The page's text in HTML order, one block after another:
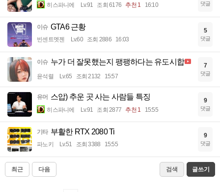
히스파니에 Lv.91 조회 6176 추천 1 16:10 댓글
이슈 GTA6 근황
빈센트멧젠 Lv.60 조회 2886 16:03
5
댓글
이슈 누가 더 잘못했는지 팽팽하다는 유도시합
윤석렬 Lv.65 조회 2132 15:57
7
댓글
유머 스압) 추운 곳 사는 사람들 특징
히스파니에 Lv.91 조회 2877 추천 1 15:55
9
댓글
기타 부활한 RTX 2080 Ti
파노키 Lv.51 조회 3388 15:55
9
댓글
최근 다음 검색 글쓰기